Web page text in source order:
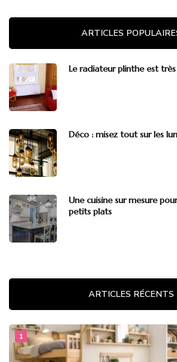
ARTICLES
Le radiateur plinthe est
Déco : misez tout sur les
Une cuisine sur mesure
petits plats
ARTICLES RÉCENTS